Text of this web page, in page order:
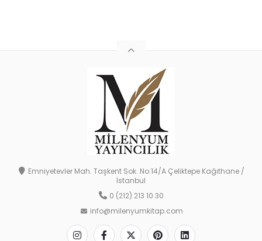
Emniyetevler Mah. Taşkent Sok. No:14/A Çeliktepe Kağıthane /
İstanbul
0 (212) 213 10 30
info@milenyumkitap.com